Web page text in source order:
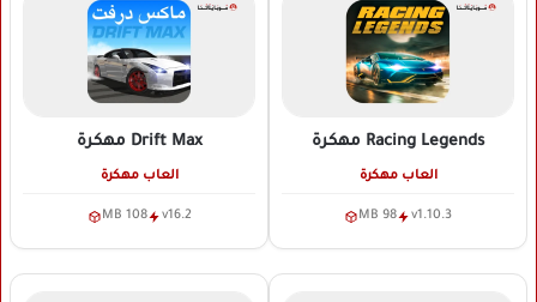
Racing Legends مهكرة
العاب مهكرة
v1.10.3
98 MB
Drift Max مهكرة
العاب مهكرة
v16.2
108 MB